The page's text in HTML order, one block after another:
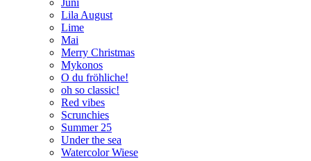
Juni
Lila August
Lime
Mai
Merry Christmas
Mykonos
O du fröhliche!
oh so classic!
Red vibes
Scrunchies
Summer 25
Under the sea
Watercolor Wiese